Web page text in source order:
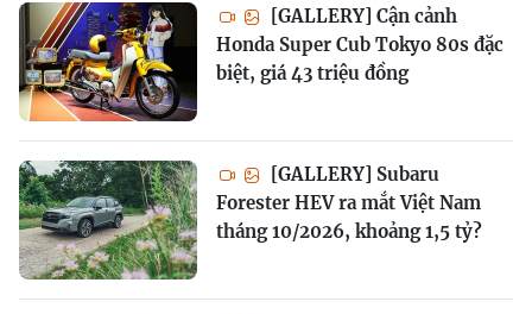
[GALLERY] Cận cảnh
Honda Super Cub Tokyo 80s đặc
biệt, giá 43 triệu đồng
[GALLERY] Subaru
Forester HEV ra mắt Việt Nam
tháng 10/2026, khoảng 1,5 tỷ?